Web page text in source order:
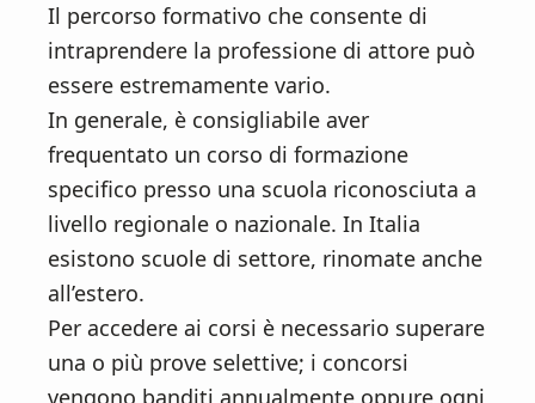
Il percorso formativo che consente di
intraprendere la professione di attore può
essere estremamente vario.
In generale, è consigliabile aver
frequentato un corso di formazione
specifico presso una scuola riconosciuta a
livello regionale o nazionale. In Italia
esistono scuole di settore, rinomate anche
all’estero.
Per accedere ai corsi è necessario superare
una o più prove selettive; i concorsi